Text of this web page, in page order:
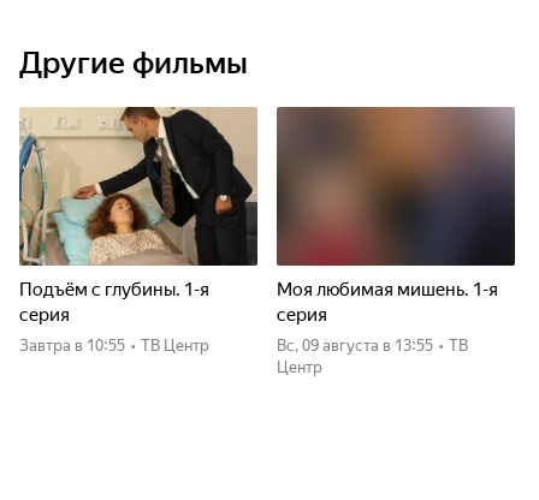
Другие фильмы
Подъём с глубины. 1-я
серия
Завтра в 10:55 • ТВ Центр
Моя любимая мишень. 1-я
серия
вс, 09 августа в 13:55 • ТВ
Центр